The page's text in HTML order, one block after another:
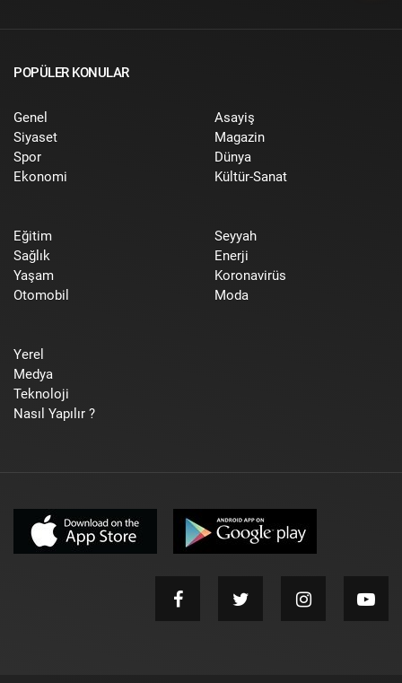
POPÜLER KONULAR
Genel
Siyaset
Spor
Ekonomi
Asayiş
Magazin
Dünya
Kültür-Sanat
Eğitim
Sağlık
Yaşam
Otomobil
Seyyah
Enerji
Koronavirüs
Moda
Yerel
Medya
Teknoloji
Nasıl Yapılır ?